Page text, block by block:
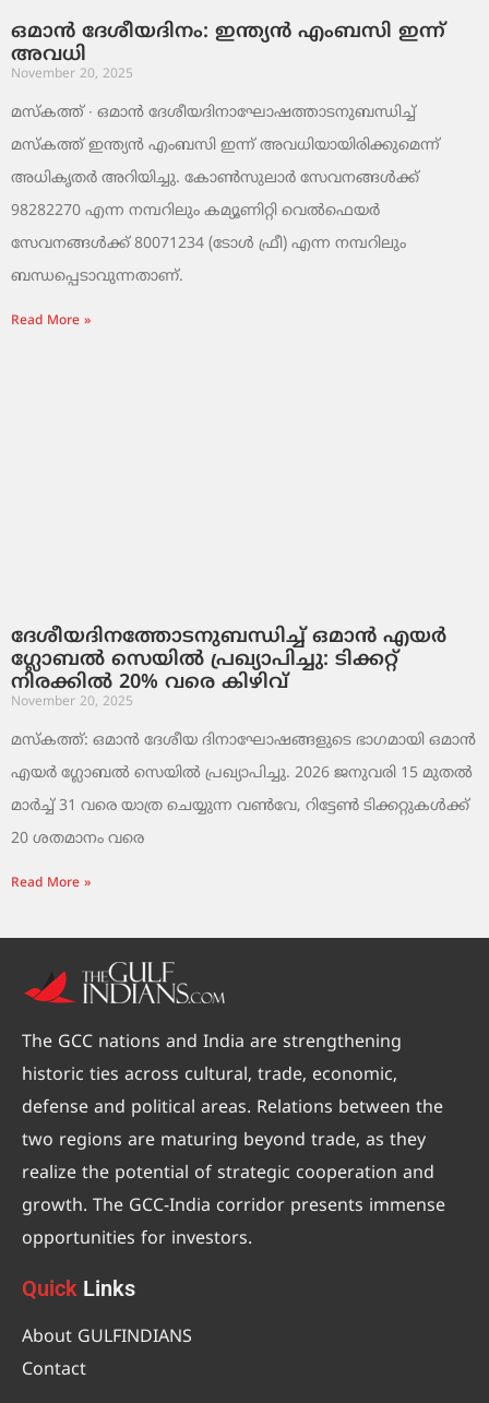
ഒമാൻ ദേശീയദിനം: ഇന്ത്യൻ എംബസി ഇന്ന്
അവധി
November 20, 2025
മസ്‌കത്ത് ∙ ഒമാൻ ദേശീയദിനാഘോഷത്താടനുബന്ധിച്ച്
മസ്‌കത്ത് ഇന്ത്യൻ എംബസി ഇന്ന് അവധിയായിരിക്കുമെന്ന്
അധികൃതർ അറിയിച്ചു. കോൺസുലാർ സേവനങ്ങൾക്ക്
98282270 എന്ന നമ്പറിലും കമ്യൂണിറ്റി വെൽഫെയർ
സേവനങ്ങൾക്ക് 80071234 (ടോൾ ഫ്രീ) എന്ന നമ്പറിലും
ബന്ധപ്പെടാവുന്നതാണ്.
Read More »
ദേശീയദിനത്തോടനുബന്ധിച്ച് ഒമാൻ എയർ
ഗ്ലോബൽ സെയിൽ പ്രഖ്യാപിച്ചു: ടിക്കറ്റ്
നിരക്കിൽ 20% വരെ കിഴിവ്
November 20, 2025
മസ്‌കത്ത്: ഒമാൻ ദേശീയ ദിനാഘോഷങ്ങളുടെ ഭാഗമായി ഒമാൻ
എയർ ഗ്ലോബൽ സെയിൽ പ്രഖ്യാപിച്ചു. 2026 ജനുവരി 15 മുതൽ
മാർച്ച് 31 വരെ യാത്ര ചെയ്യുന്ന വൺവേ, റിട്ടേൺ ടിക്കറ്റുകൾക്ക്
20 ശതമാനം വരെ
Read More »
The GCC nations and India are strengthening
historic ties across cultural, trade, economic,
defense and political areas. Relations between the
two regions are maturing beyond trade, as they
realize the potential of strategic cooperation and
growth. The GCC-India corridor presents immense
opportunities for investors.
Quick Links
About GULFINDIANS
Contact